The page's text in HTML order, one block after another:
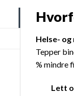
Helse-
Tepper
% mindre
Lett